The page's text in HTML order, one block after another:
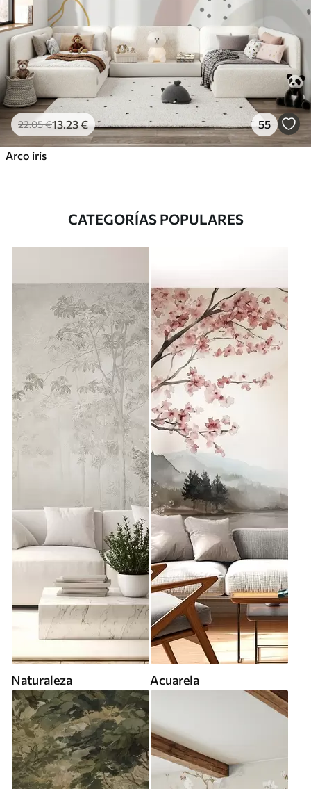
22.05€13.23€ 55
Arco iris
CATEGORÍAS POPULARES
Naturaleza Acuarela